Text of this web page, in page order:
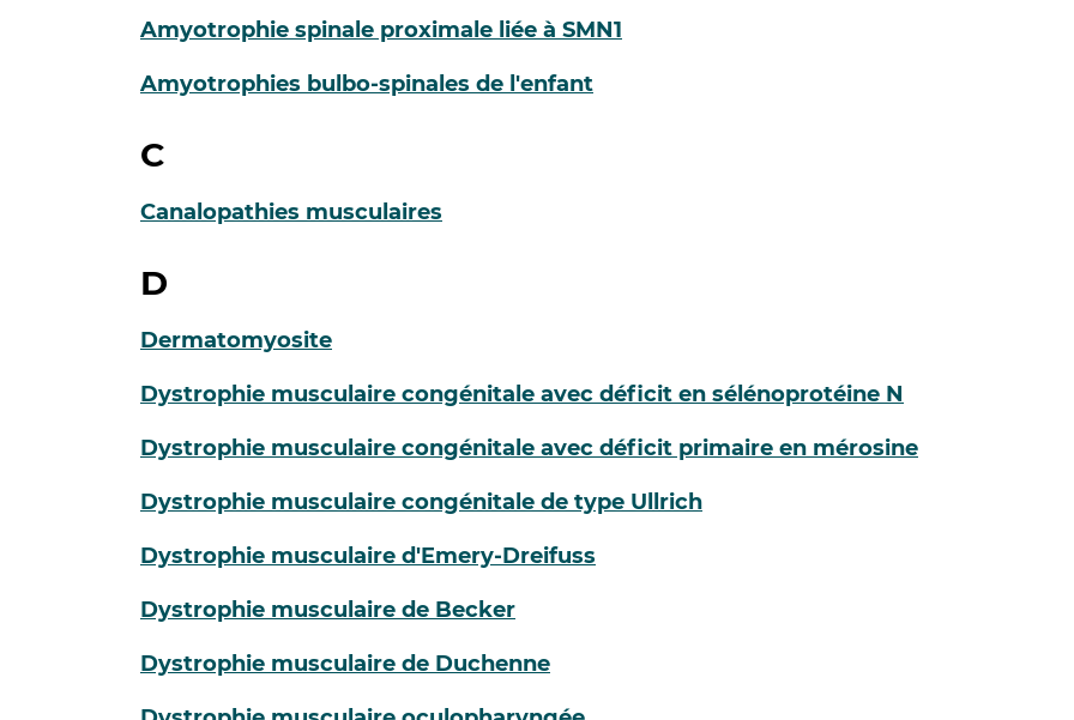
Amyotrophie spinale proximale liée à SMN1
Amyotrophies bulbo-spinales de l'enfant
C
Canalopathies musculaires
D
Dermatomyosite
Dystrophie musculaire congénitale avec déficit en sélénoprotéine N
Dystrophie musculaire congénitale avec déficit primaire en mérosine
Dystrophie musculaire congénitale de type Ullrich
Dystrophie musculaire d'Emery-Dreifuss
Dystrophie musculaire de Becker
Dystrophie musculaire de Duchenne